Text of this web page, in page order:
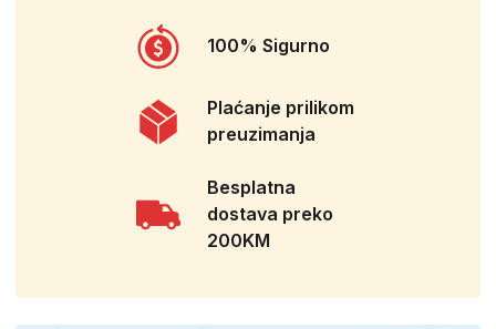
100% Sigurno
Plaćanje prilikom
preuzimanja
Besplatna
dostava preko
200KM